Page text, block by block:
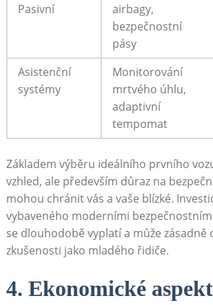
Pasivní
airbagy,
bezpečnostní
pásy
Asistenční
systémy
Monitorování
mrtvého úhlu,
adaptivní
tempomat
Základem výběru ideálního prvního
vzhled, ale především důraz na
mohou chránit vás a vaše blízké.
vybaveného moderními
se dlouhodobě vyplatí a může zásadně
zkušenosti jako mladého řidiče.
4. Ekonomické